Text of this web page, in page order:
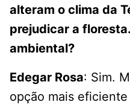
alteram o clima da
prejudicar a
ambiental?
Edegar Rosa: Sim.
opção mais